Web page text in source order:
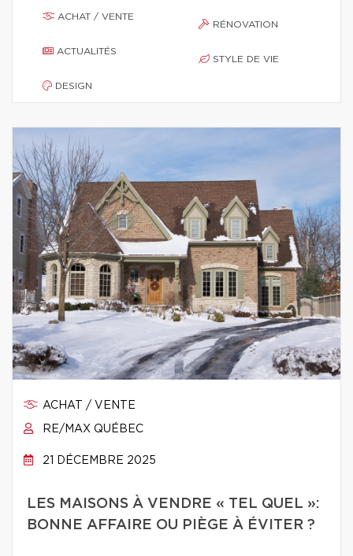
ACHAT / VENTE
ACTUALITÉS
DESIGN
RÉNOVATION
STYLE DE VIE
ACHAT / VENTE
RE/MAX QUÉBEC
21 DÉCEMBRE 2025
LES MAISONS À VENDRE « TEL QUEL »:
BONNE AFFAIRE OU PIÈGE À ÉVITER ?